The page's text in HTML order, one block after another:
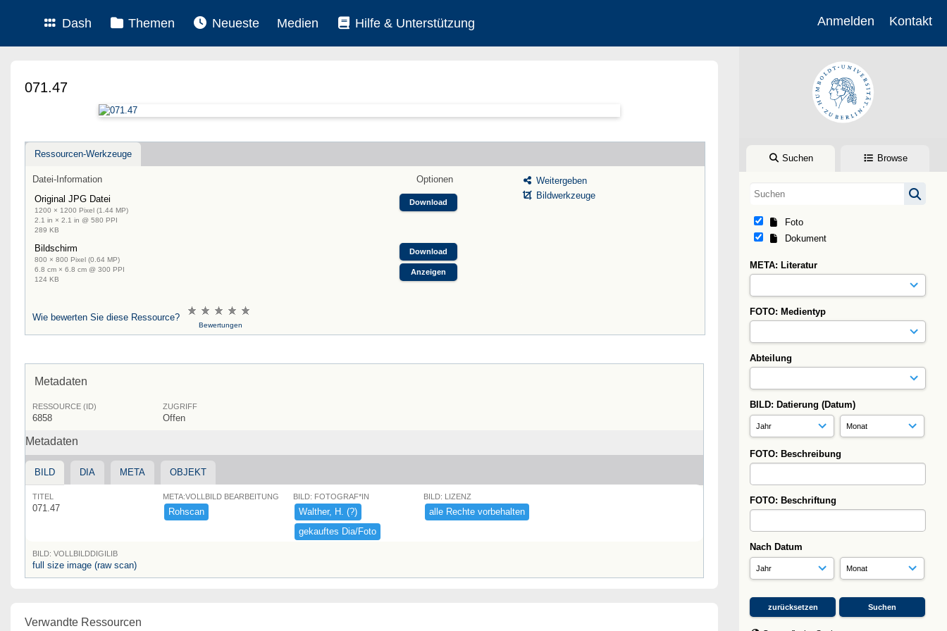
Dash Themen Neueste Medien Hilfe & Unterstützung Anmelden Kontakt
Suchen Browse
Foto
Dokument
META: Literatur
FOTO: Medientyp
Abteilung
BILD: Datierung (Datum)
FOTO: Beschreibung
FOTO: Beschriftung
Nach Datum
071.47
Ressourcen-Werkzeuge
Datei-Information
Optionen
Original JPG Datei
1200 × 1200 Pixel (1.44 MP)
2.1 in × 2.1 in @ 580 PPI
289 KB
Download
Bildschirm
800 × 800 Pixel (0.64 MP)
6.8 cm × 6.8 cm @ 300 PPI
124 KB
Download
Anzeigen
Weitergeben
Bildwerkzeuge
Wie bewerten Sie diese Ressource?
Bewertungen
Metadaten
RESSOURCE (ID)
6858
ZUGRIFF
Offen
Metadaten
BILD DIA META OBJEKT
TITEL
071.47
META:VOLLBILD BEARBEITUNG
Rohscan
BILD: FOTOGRAF*IN
Walther,​ ​H.​ ​(​?​)​
gekauftes ​Dia/​Foto
BILD: LIZENZ
alle ​Rechte ​vorbehalten
BILD: VOLLBILDDIGILIB
full size image (raw scan)
Verwandte Ressourcen